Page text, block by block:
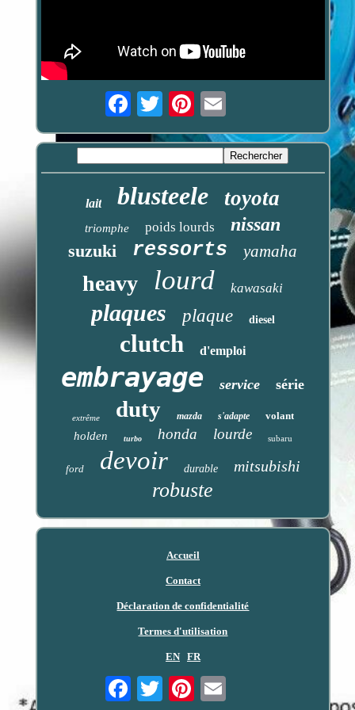
Email
lait blusteele toyota
triomphe poids lourds nissan
suzuki ressorts yamaha
heavy lourd kawasaki
plaques plaque diesel
clutch d'emploi
embrayage service série
extrême duty mazda s'adapte volant
holden turbo honda lourde subaru
ford devoir durable mitsubishi
robuste
Accueil
Contact
Déclaration de confidentialité
Termes d'utilisation
EN FR